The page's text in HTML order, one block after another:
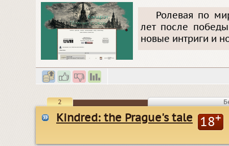
Ролевая по
лет после
новые интриги и
2
Kindred: the Prague's tale 18+